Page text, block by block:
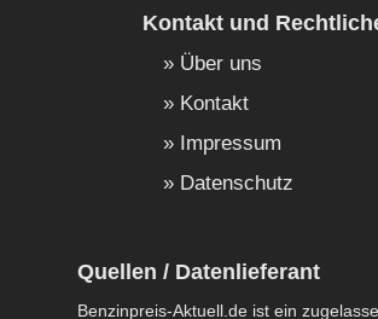
Kontakt und
Über uns
Kontakt
Impressum
Datenschutz
Quellen / Datenlieferant
Benzinpreis-Aktuell.de ist ein